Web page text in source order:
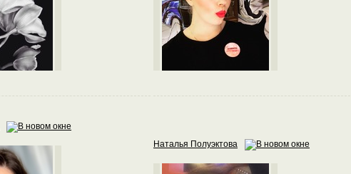
Наталья Полуэктова